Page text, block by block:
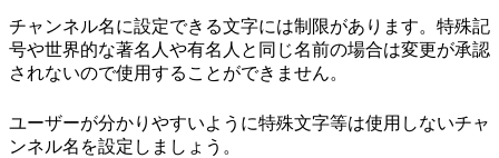
チャンネル名に設定できる文字には制限があります。特殊記
号や世界的な著名人や有名人と同じ名前の場合は変更が承認
されないので使用することができません。
ユーザーが分かりやすいように特殊文字等は使用しないチャ
ンネル名を設定しましょう。